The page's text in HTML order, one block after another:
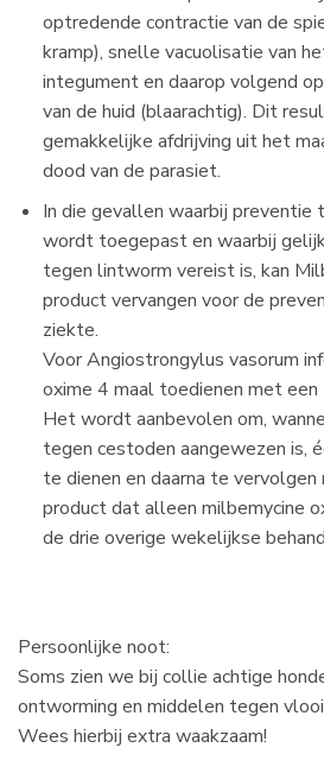
optredende contractie van de
kramp), snelle vacuolisatie van
integument en daarop volgend
van de huid (blaarachtig). Dit
gemakkelijke afdrijving uit het
dood van de parasiet.
In die gevallen waarbij
wordt toegepast en waarbij
tegen lintworm vereist is, kan
product vervangen voor de
ziekte.
Voor Angiostrongylus vasorum
oxime 4 maal toedienen met
Het wordt aanbevolen om,
tegen cestoden aangewezen is,
te dienen en daarna te
product dat alleen milbemycine
de drie overige wekelijkse
Persoonlijke noot:
Soms zien we bij collie achtige
ontworming en middelen tegen
Wees hierbij extra waakzaam!